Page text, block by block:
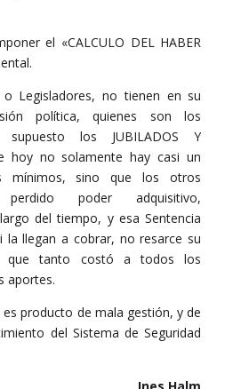
el «CALCULO DEL HABER
Legisladores, no tienen en su
política, quienes son los
supuesto los JUBILADOS Y
hoy no solamente hay casi un
mínimos, sino que los otros
poder adquisitivo,
del tiempo, y esa Sentencia
la llegan a cobrar, no resarce su
que tanto costó a todos los
aportes.
producto de mala gestión, y de
del Sistema de Seguridad